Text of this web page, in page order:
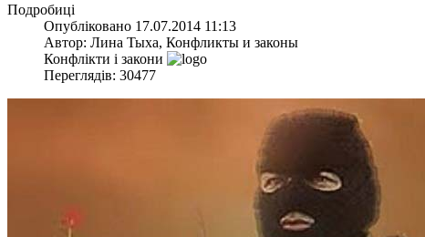
Подробиці
Опубліковано 17.07.2014 11:13
Автор: Лина Тыха, Конфликты и законы
Конфлікти і закони
Переглядів: 30477